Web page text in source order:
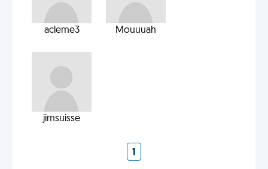
acleme3 Mouuuah
jimsuisse
1